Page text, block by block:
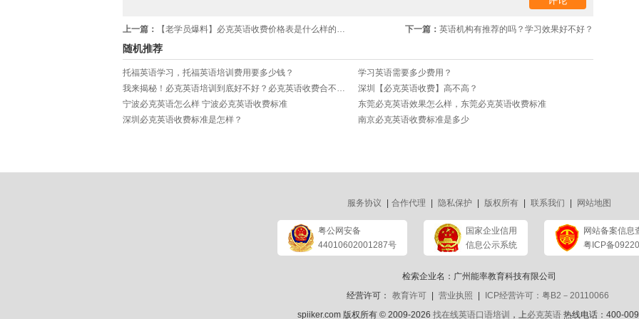
上一篇： 【老学员爆料】必克英语收费价格表是什么样的？性价比高不高？ 下一篇： ​英语机构有推荐的吗？学习效果好不好？
随机推荐
托福英语学习，托福英语培训费用要多少钱？
学习英语需要多少费用？
我来揭秘！必克英语培训到底好不好？必克英语收费合不合理？
深圳【必克英语收费】高不高？
宁波必克英语怎么样 宁波必克英语收费标准
东莞必克英语效果怎么样，东莞必克英语收费标准
深圳必克英语收费标准是怎样？
南京必克英语收费标准是多少
服务协议 合作代理 隐私保护 版权所有 联系我们 网站地图
粤公网安备
44010602001287号
国家企业信用
信息公示系统
网站备案信息
粤ICP备
检索企业名：广州能率教育科技有限公司
经营许可：
教育许可 营业执照
ICP经营许可：粤B2－20110066
spiiker.com 版权所有 © 2009-2026 找在线英语口语培训 ，上必克英语热线电话：400-